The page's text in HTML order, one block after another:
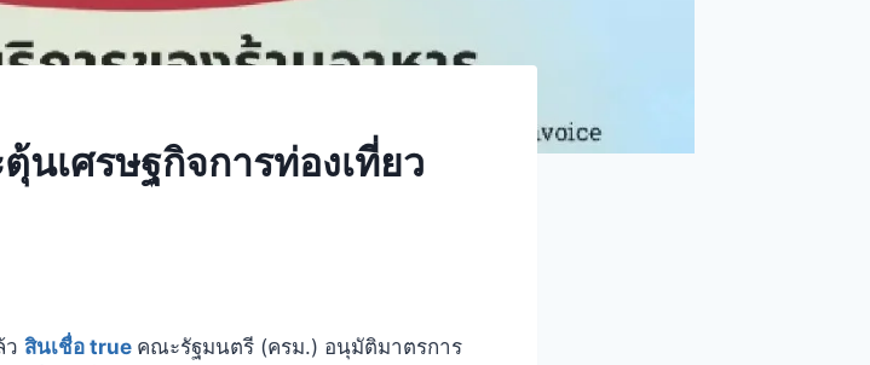
นเศรษฐกิจการท่องเที่ยว
ว สินเชื่อ true คณะรัฐมนตรี (ครม.) อนุมัติมาตรการ